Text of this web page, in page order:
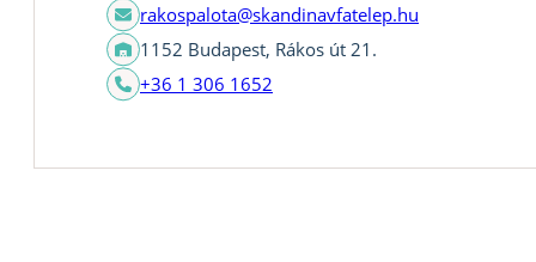
rakospalota@skandinavfatelep.hu
1152 Budapest, Rákos út 21.
+36 1 306 1652